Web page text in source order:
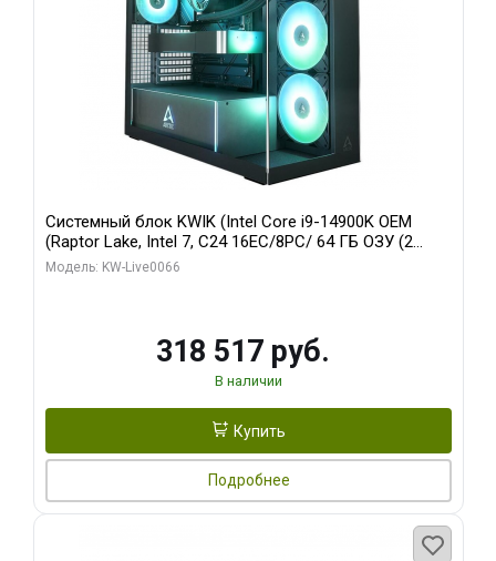
Системный блок KWIK (Intel Core i9-14900K OEM
(Raptor Lake, Intel 7, C24 16EC/8PC/ 64 ГБ ОЗУ (2
модуля)/ Gigabyte RTX5080 XTREME WATERFORCE
Модель: KW-Live0066
318 517 руб.
В наличии
Купить
Подробнее